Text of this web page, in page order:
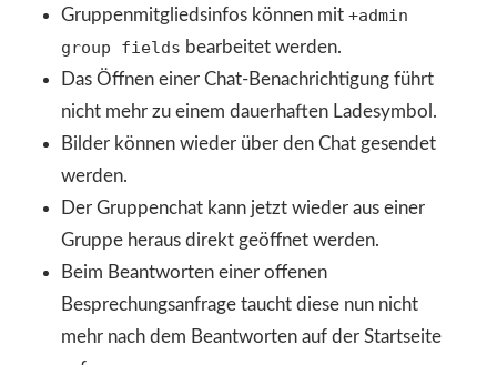
Gruppenmitgliedsinfos können mit+admin
group fields bearbeitet werden.
Das Öffnen einer Chat-Benachrichtigung führt
nicht mehr zu einem dauerhaften Ladesymbol.
Bilder können wieder über den Chat gesendet
werden.
Der Gruppenchat kann jetzt wieder aus einer
Gruppe heraus direkt geöffnet werden.
Beim Beantworten einer offenen
Besprechungsanfrage taucht diese nun nicht
mehr nach dem Beantworten auf der Startseite